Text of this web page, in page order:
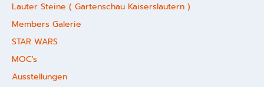
Lauter Steine ( Gartenschau Kaiserslautern )
Members Galerie
STAR WARS
MOC's
Ausstellungen